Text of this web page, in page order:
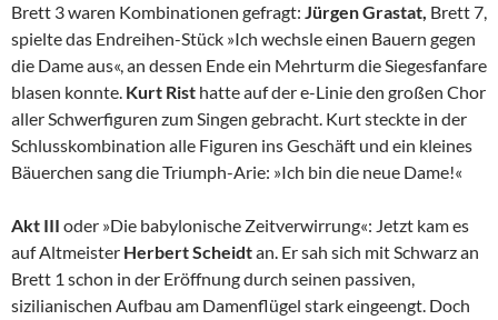
Brett 3 waren Kombinationen gefragt: Jürgen Grastat, Brett 7,
spielte das Endreihen-Stück »Ich wechsle einen Bauern gegen
die Dame aus«, an dessen Ende ein Mehrturm die Siegesfanfare
blasen konnte. Kurt Rist hatte auf der e-Linie den großen Chor
aller Schwerfiguren zum Singen gebracht. Kurt steckte in der
Schlusskombination alle Figuren ins Geschäft und ein kleines
Bäuerchen sang die Triumph-Arie: »Ich bin die neue Dame!«
Akt III oder »Die babylonische Zeitverwirrung«: Jetzt kam es
auf Altmeister Herbert Scheidtan. Er sah sich mit Schwarz an
Brett 1 schon in der Eröffnung durch seinen passiven,
sizilianischen Aufbau am Damenflügel stark eingeengt. Doch